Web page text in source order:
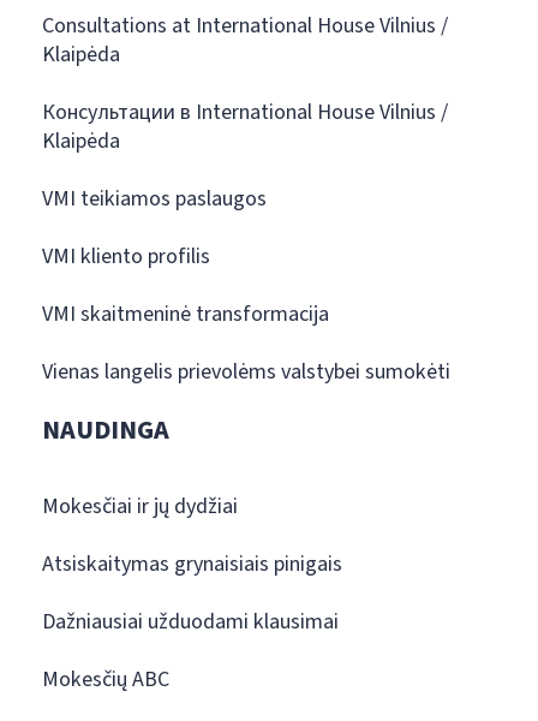
Consultations at International House Vilnius /
Klaipėda
Консультации в International House Vilnius /
Klaipėda
VMI teikiamos paslaugos
VMI kliento profilis
VMI skaitmeninė transformacija
Vienas langelis prievolėms valstybei sumokėti
NAUDINGA
Mokesčiai ir jų dydžiai
Atsiskaitymas grynaisiais pinigais
Dažniausiai užduodami klausimai
Mokesčių ABC